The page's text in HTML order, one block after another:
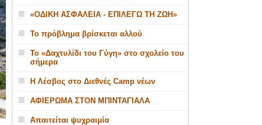
«ΟΔΙΚΗ ΑΣΦΑΛΕΙΑ - ΕΠΙΛΕΓΩ ΤΗ ΖΩΗ»
Το πρόβλημα βρίσκεται αλλού
Το «Δαχτυλίδι του Γύγη» στο σχολείο του
σήμερα
Η Λέσβος στο Διεθνές Camp νέων
ΑΦΙΕΡΩΜΑ ΣΤΟΝ ΜΠΙΝΤΑΓΙΑΛΑ
Απαιτείται ψυχραιμία